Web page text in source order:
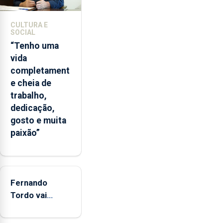
A
das
Flores
apresenta
um
“decréscimo
significativo”
da
CPUE
entre
2022
CULTURA E
SOCIAL
“Tenho uma
vida
completament
e cheia de
trabalho,
dedicação,
gosto e muita
paixão”
Fernando
Tordo vai
anos de